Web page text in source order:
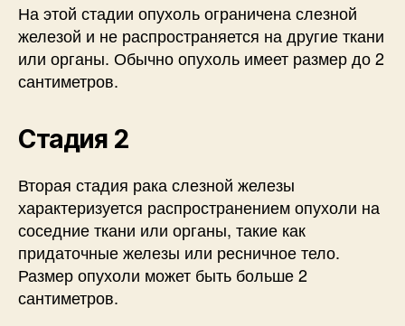
На этой стадии опухоль ограничена слезной
железой и не распространяется на другие ткани
или органы. Обычно опухоль имеет размер до 2
сантиметров.
Стадия 2
Вторая стадия рака слезной железы
характеризуется распространением опухоли на
соседние ткани или органы, такие как
придаточные железы или ресничное тело.
Размер опухоли может быть больше 2
сантиметров.